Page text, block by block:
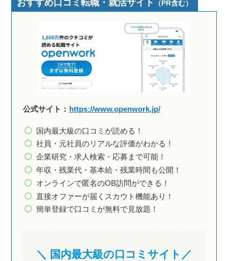
おすすめ口コミ転職・就活サイト （PR含む）
公式サイト： https://www.openwork.jp/
国内最大級の口コミが読める！
社員・元社員のリアルな評価がわかる！
企業研究・求人検索・応募まで可能！
年収・残業代・基本給・残業時間も公開！
オンラインで匿名のOB訪問ができる！
直接オファーが届くスカウト機能あり！
簡単登録で口コミが無料で見放題！
＼ 国内最大級の口コミサイト／